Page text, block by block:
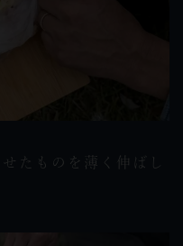
たものを薄く伸ばし